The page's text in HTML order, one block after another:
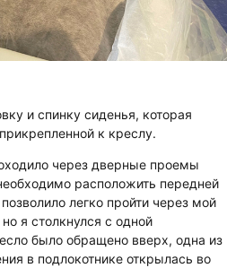
и спинку сиденья, которая
к креслу.
через дверные проемы
расположить передней
легко пройти через мой
я столкнулся с одной
было обращено вверх, одна из
в подлокотнике открылась во